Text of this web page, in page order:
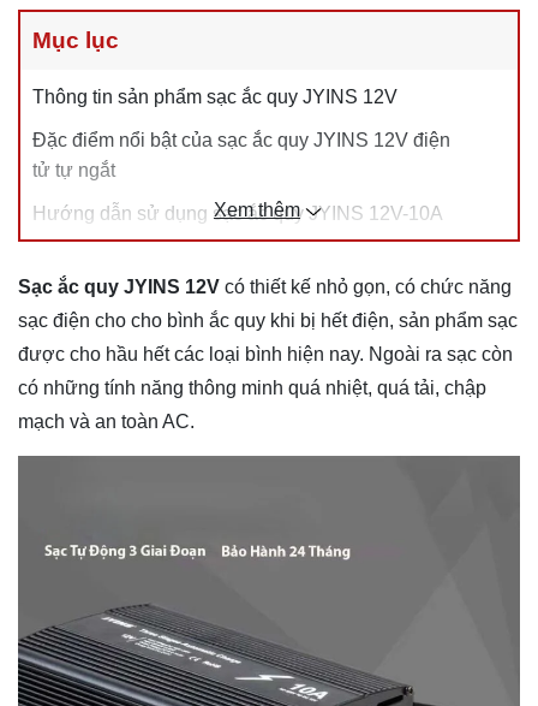
Mục lục
Thông tin sản phẩm sạc ắc quy JYINS 12V
Đặc điểm nổi bật của sạc ắc quy JYINS 12V điện
tử tự ngắt
Hướng dẫn sử dụng sạc ắc quy JYINS 12V-10A
Xem thêm
Sạc ắc quy JYINS 12V có thiết kế nhỏ gọn, có chức năng
sạc điện cho cho bình ắc quy khi bị hết điện, sản phẩm sạc
được cho hầu hết các loại bình hiện nay. Ngoài ra sạc còn
có những tính năng thông minh quá nhiệt, quá tải, chập
mạch và an toàn AC.